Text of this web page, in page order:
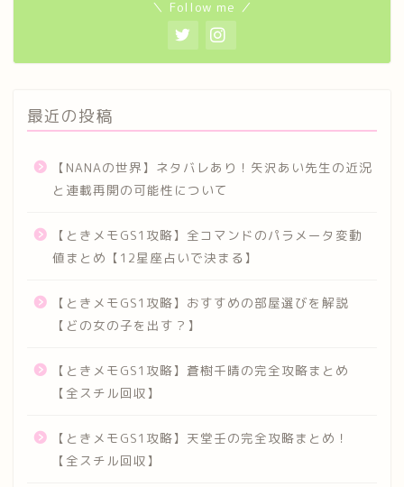
＼ Follow me ／
最近の投稿
【NANAの世界】ネタバレあり！矢沢あい先生の近況
と連載再開の可能性について
【ときメモGS1攻略】全コマンドのパラメータ変動
値まとめ【12星座占いで決まる】
【ときメモGS1攻略】おすすめの部屋選びを解説
【どの女の子を出す？】
【ときメモGS1攻略】蒼樹千晴の完全攻略まとめ
【全スチル回収】
【ときメモGS1攻略】天堂壬の完全攻略まとめ！
【全スチル回収】